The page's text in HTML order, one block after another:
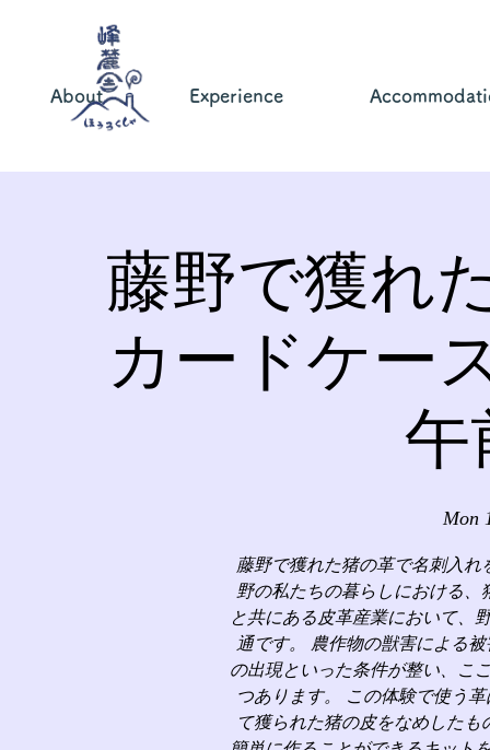
About Experience
藤野で獲れ
カードケー
午
Mon
藤野で獲れた猪の革で名刺入
野の私たちの暮らしにおける
と共にある皮革産業において、
通です。 農作物の獣害による
の出現といった条件が整い、こ
つあります。 この体験で使う
て獲られた猪の皮をなめした